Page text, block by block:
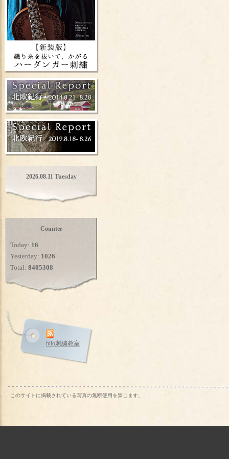
2026.08.11 Tuesday
Counter
Today: 16
Yesterday: 1026
Total: 8405308
hilo刺繍教室
このサイトに掲載されている写真の無断使用を禁じます。